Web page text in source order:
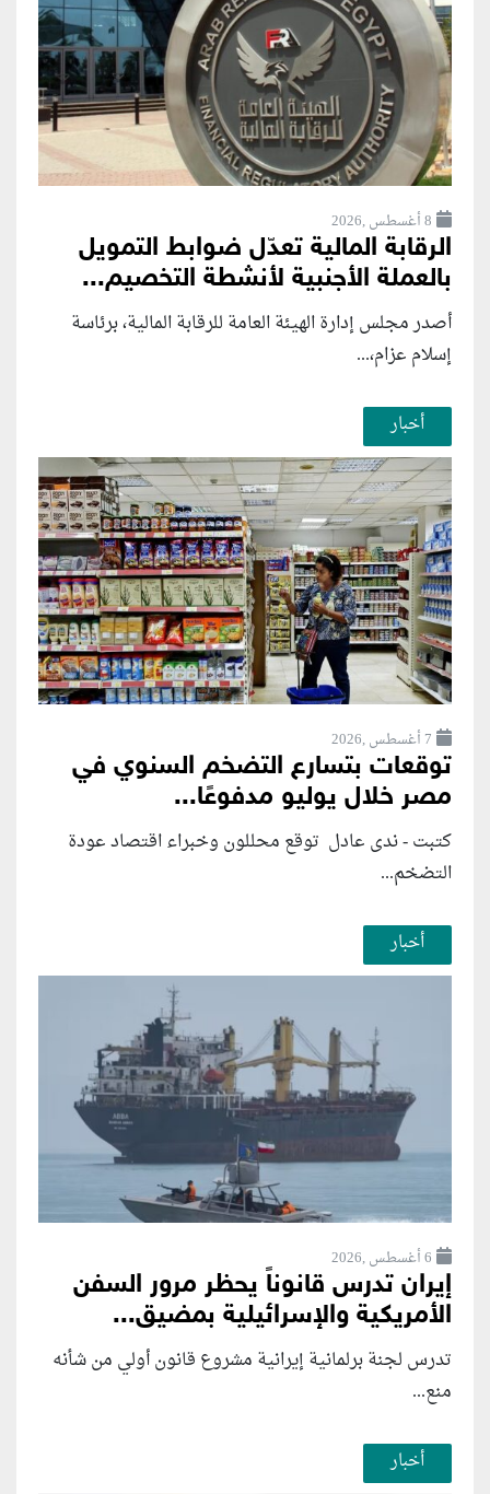
8 أغسطس ,2026
الرقابة المالية تعدّل ضوابط التمويل
بالعملة الأجنبية لأنشطة التخصيم...
أصدر مجلس إدارة الهيئة العامة للرقابة المالية، برئاسة
إسلام عزام،...
أخبار
7 أغسطس ,2026
توقعات بتسارع التضخم السنوي في
مصر خلال يوليو مدفوعًا...
كتبت - ندى عادل توقع محللون وخبراء اقتصاد عودة
التضخم...
أخبار
6 أغسطس ,2026
إيران تدرس قانوناً يحظر مرور السفن
الأمريكية والإسرائيلية بمضيق...
تدرس لجنة برلمانية إيرانية مشروع قانون ⁠أولي من شأنه
منع...
أخبار